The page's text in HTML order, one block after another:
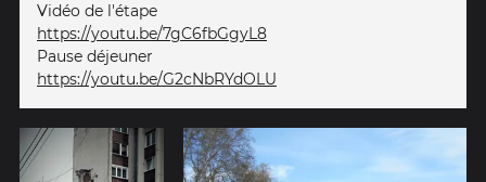
Vidéo de l'étape
https://youtu.be/7gC6fbGgyL8
Pause déjeuner
https://youtu.be/G2cNbRYdOLU